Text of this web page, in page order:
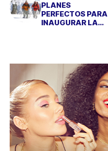
PLANES
PERFECTOS PARA
INAUGURAR LA